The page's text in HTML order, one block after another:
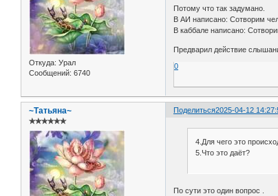
Откуда: Урал
Сообщений: 6740
Потому что так задумано.
В АИ написано: Сотворим
В каббале написано:
Предварил действие
0
Поделиться2025-04-12
~Татьяна~
✯✯✯✯✯✯
4.Для чего это
5.Что это даёт?
По сути это один вопрос .